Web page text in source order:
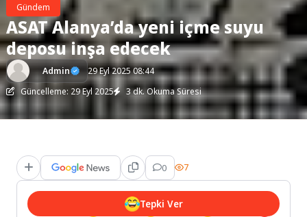
Gündem
ASAT Alanya’da yeni içme suyu
deposu inşa edecek
Admin
29 Eyl 2025 08:44
Güncelleme: 29 Eyl 2025
3 dk. Okuma Süresi
0 7
Tepki Ver